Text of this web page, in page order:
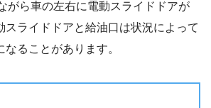
がら車の左右に電動スライドドアが
スライドドアと給油口は状況によって
ることがあります。